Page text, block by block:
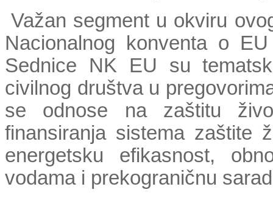
Važan segment u okviru
Nacionalnog konventa o
Sednice NK EU su
civilnog društva u
se odnose na zaštitu
finansiranja sistema zaštite
energetsku efikasnost,
vodama i prekograničnu